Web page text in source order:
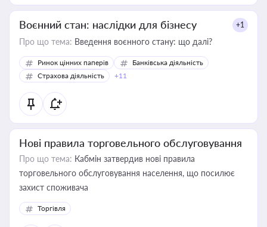
Воєнний стан: наслідки для бізнесу +1
Про що тема: Введення воєнного стану: що далі?
Ринок цінних паперів
Банківська діяльність
Страхова діяльність
+11
Нові правила торговельного обслуговування
Про що тема: Кабмін затвердив нові правила
торговельного обслуговування населення, що посилює
захист споживача
Торгівля